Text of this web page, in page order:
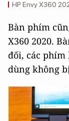
HP Envy X360
Bàn phím
X360 2020.
đối, các
dùng không